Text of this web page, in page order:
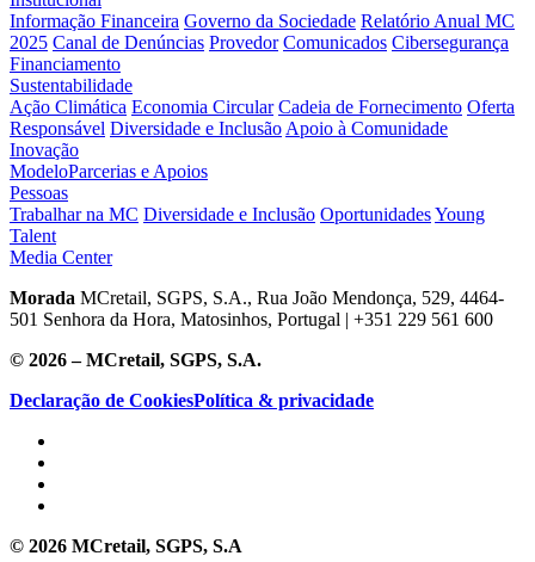
Informação Financeira Governo da Sociedade Relatório Anual MC
2025 Canal de Denúncias Provedor Comunicados Cibersegurança
Financiamento
Sustentabilidade
Ação Climática Economia Circular Cadeia de Fornecimento Oferta
Responsável Diversidade e Inclusão Apoio à Comunidade
Inovação
ModeloParcerias e Apoios
Pessoas
Trabalhar na MC Diversidade e Inclusão OportunidadesYoung
Talent
Media Center
Morada MCretail, SGPS, S.A., Rua João Mendonça, 529, 4464-
501 Senhora da Hora, Matosinhos, Portugal | +351 229 561 600
© 2026 – MCretail, SGPS, S.A.
Declaração de CookiesPolítica & privacidade
© 2026 MCretail, SGPS, S.A